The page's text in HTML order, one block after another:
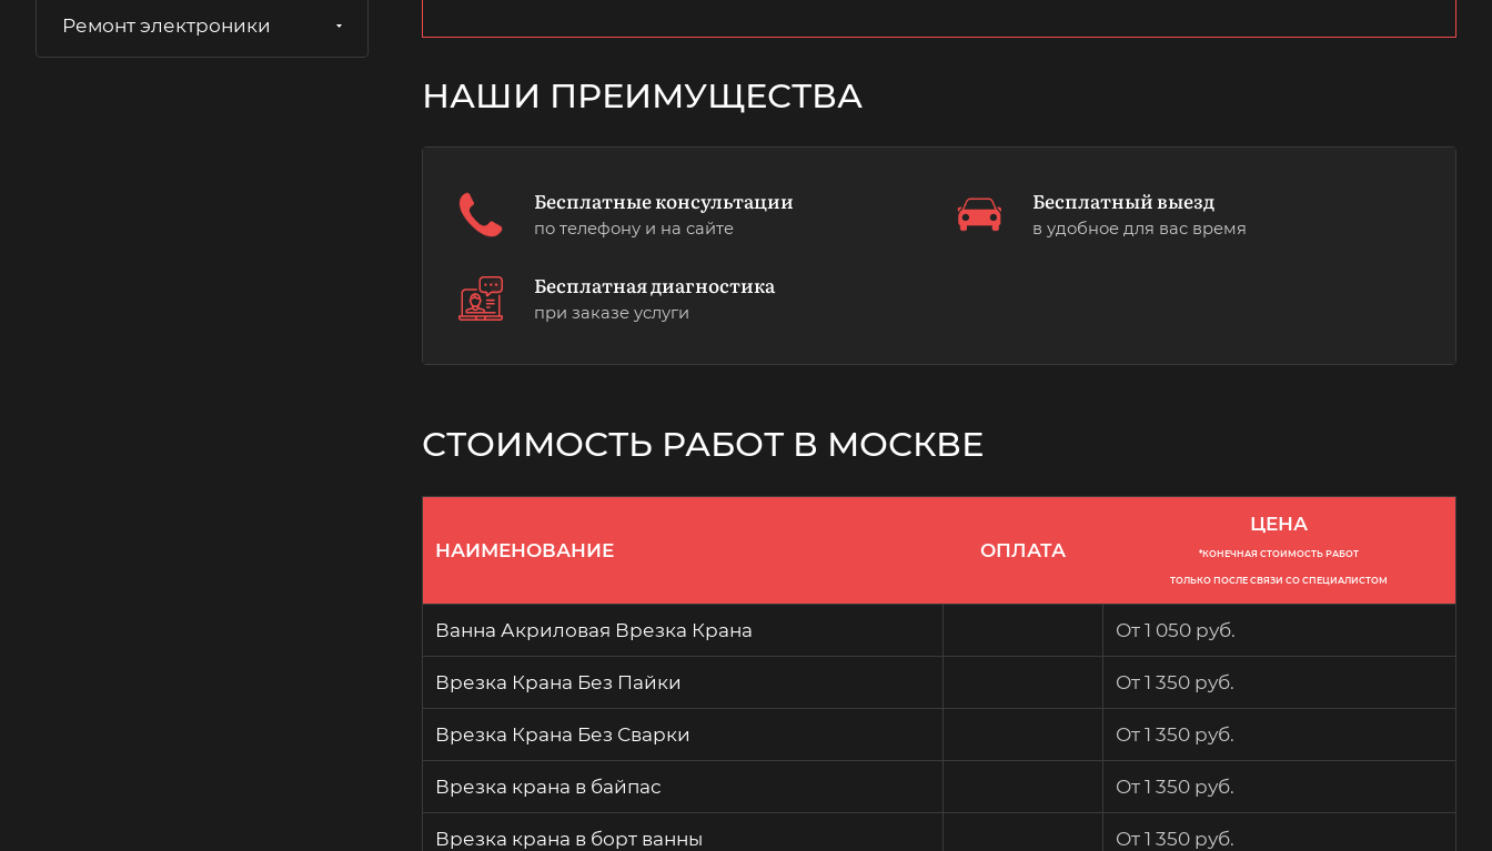
НАШИ ПРЕИМУЩЕСТВА
Бесплатные консультации
по телефону и на сайте
Бесплатный выезд
в удобное для вас время
Бесплатная диагностика
при заказе услуги
СТОИМОСТЬ РАБОТ В МОСКВЕ
НАИМЕНОВАНИЕ ОПЛАТА
ЦЕНА
*КОНЕЧНАЯ СТОИМОСТЬ РАБОТ
ТОЛЬКО ПОСЛЕ СВЯЗИ СО СПЕЦИАЛИСТОМ
Ванна Акриловая Врезка Крана От 1 050 руб.
Врезка Крана Без Пайки От 1 350 руб.
Врезка Крана Без Сварки От 1 350 руб.
Врезка крана в байпас От 1 350 руб.
Врезка крана в борт ванны От 1 350 руб.
Ремонт электроники